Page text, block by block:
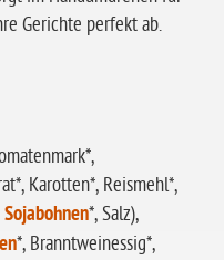
Gerichte perfekt ab.
Karotten*, Reismehl*,
Sojabohnen*, Salz),
*, Branntweinessig*,